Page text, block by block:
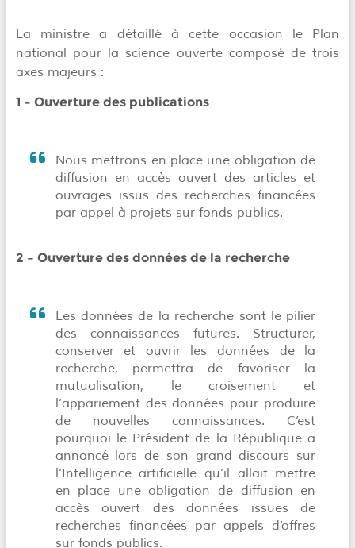
La ministre a détaillé à cette occasion le Plan
national pour la science ouverte composé de trois
axes majeurs :
1 – Ouverture des publications
Nous mettrons en place une obligation de
diffusion en accès ouvert des articles et
ouvrages issus des recherches financées
par appel à projets sur fonds publics.
2 – Ouverture des données de la recherche
Les données de la recherche sont le pilier
des connaissances futures. Structurer,
conserver et ouvrir les données de la
recherche, permettra de favoriser la
mutualisation, le croisement et
l’appariement des données pour produire
de nouvelles connaissances. C’est
pourquoi le Président de la République a
annoncé lors de son grand discours sur
l’Intelligence artificielle qu’il allait mettre
en place une obligation de diffusion en
accès ouvert des données issues de
recherches financées par appels d’offres
sur fonds publics.